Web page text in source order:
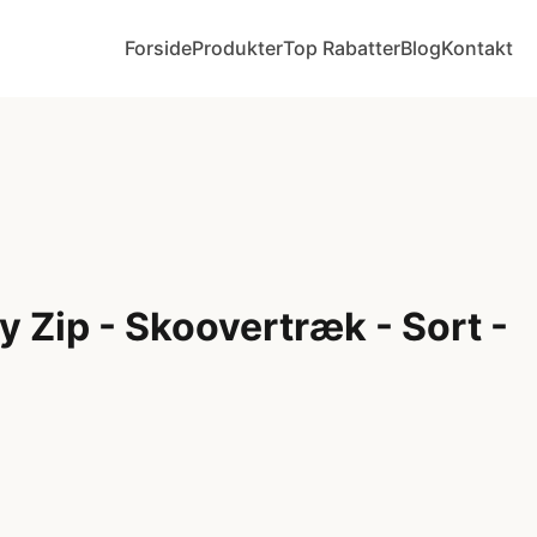
ForsideProdukterTop RabatterBlogKontakt
Zip - Skoovertræk - Sort -